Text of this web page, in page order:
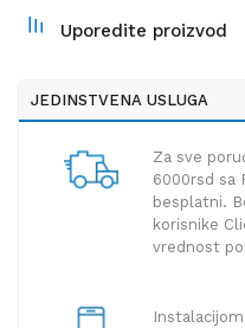
Uporedite proizvod
JEDINSTVENA USLUGA
Za sve
6000rsd sa
besplatni.
korisnike
vrednost